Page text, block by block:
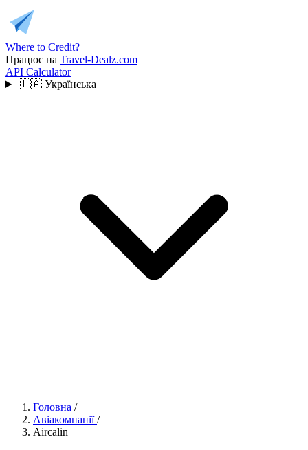
Where to Credit?
Працює на Travel-Dealz.com
API Calculator
🇺🇦 Українська
Головна /
Авіакомпанії /
Aircalin